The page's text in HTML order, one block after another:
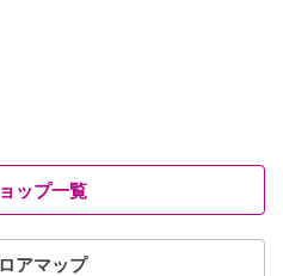
ップ一覧
アマップ